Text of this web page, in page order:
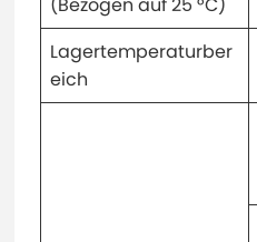
Lagertemperaturber
eich